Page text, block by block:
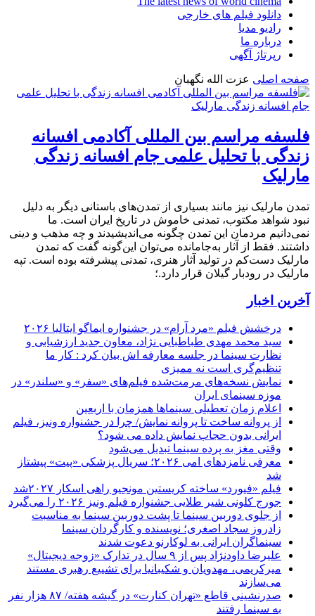
دانلود فیلم های خارجی
رادیو مدیا
درباره ما
رپرتاژ آگهی
صفحه اصلی عزت الله نگهبان
فلسفه مراسم بین المللی آکادمی افسانه
زندگی با تحلیل علمی جام افسانه زندگی
مارلیک
تمدن مارلیک نیز مانند بسیاری از تمدن‌های باستانی دیگر به دلیل
نبود شواهد مکتوب، تمدنی خاموش در تاریخ ایران است. ما
نمی‌دانیم مردمان این تمدن چگونه می‌اندیشیدند و چه مذهب و دینی
داشتند. فقط از آثار به‌جامانده می‌توان این‌گونه گفت که تمدن
مارلیک دست‌کم در تولید آثار هنری، تمدنی پیشرفته بوده است. تپه
مارلیک در رودبار گیلان قرار دارد.؛
آخرین اخبار
درخشش فیلم «مرد آرام» در جشنواره ایماگو ایتالیا ۲۰۲۶
سید محمد مهدی طباطبایی نژاد، معاون جدید ارزشیابی و
نظارت سینما در جلسه معارفه اش بیان کرد : کار ما
تنظیم‌گری است نه ممیزی
نمایش نسخه‌های مرمت‌شده فیلم‌های «سفر» و «سلندر» در
موزه سینمای ایران
اعلام زمان تعطیلی سینماها همزمان با اربعین
از پروانه ساخت تا پروانه نمایش/ چرا در جشنواره ونیز، فیلم
ایرانی بدون حجاب نمایش داده می شود؟
وقتی مغز به پرده سینما تبدیل می‌شود
معرفی نامزدهای امی ۲۰۲۶؛ سریال پزشکی «پیت» پیشتاز
شد
فیلم «فیورد» ساخته کریستین مونجیو راهی اسکار ۲۰۲۷شد
جورج کلونی شیر طلایی جشنواره فیلم ونیز ۲۰۲۶ را می‌گیرد
از جلوی دوربین سینما تا پشت دوربین سینما به مناسبت
زادروز سجاد اصغری؛ نویسنده و کارگردان سینما
سینماگران ایرانی به لوکارنو دعوت شدند
علیرضا داودنژاد پس از ۹ سال در تدارک «زوجه دیجیتال»
میرکریمی، مهدویان و شکیبانیا برای تشییع رهبری مستند
می‌سازند
صدرنشینی قاطع «تهران کنارت» در گیشه هفته/ ۸۷ هزار نفر
به سینما رفتند